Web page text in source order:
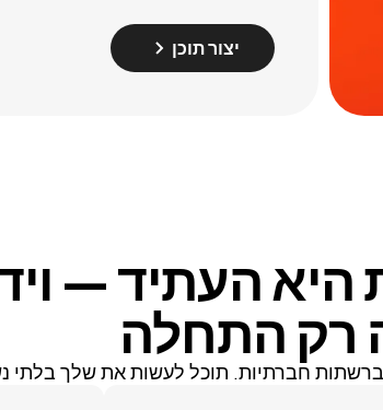
יצור תוכן
היא העתיד—
רק התחלה
חברתיות. תוכל לעשות את שלך בלתי